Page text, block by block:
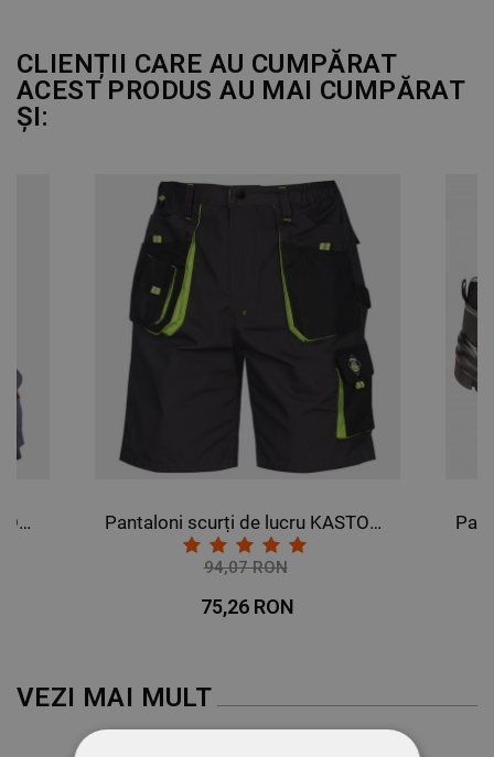
CLIENȚII CARE AU CUMPĂRAT
ACEST PRODUS AU MAI CUMPĂRAT
ȘI:
Pantaloni scurți de lucru KASTOR (EMERTON) Pantaloni scurți de lucru KASTOR GRI (EMERTON)
94,07 RON
75,26 RON
VEZI MAI MULT